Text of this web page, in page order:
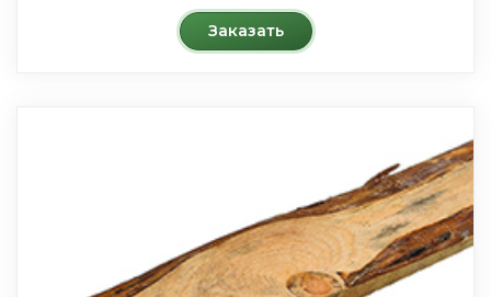
Заказать